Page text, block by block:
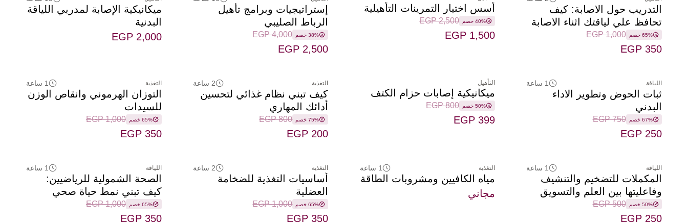
التدريب حول الاصابة: كيف
تحافظ علي لياقتك اثناء الاصابة
65% خصم EGP 1,000
EGP 350
أسس اختيار التمرينات التأهيلية
40% خصم EGP 2,500
EGP 1,500
إستراتيجيات وبرامج تأهيل
الرباط الصليبي
38% خصم EGP 4,000
EGP 2,500
ميكانيكية الإصابة لمدربي اللياقة
البدنية
EGP 2,000
اللياقة 1 ساعة
ثبات الحوض وتطوير الاداء
البدني
67% خصم EGP 750
EGP 250
التأهيل
ميكانيكية إصابات حزام الكتف
50% خصم EGP 800
EGP 399
التغذية 2 ساعة
كيف تبني نظام غذائي لتحسين
أدائك المهاري
75% خصم EGP 800
EGP 200
التغذية 1 ساعة
التوزان الهرموني وانقاص الوزن
للسيدات
65% خصم EGP 1,000
EGP 350
اللياقة 1 ساعة
المكملات للتضخيم والتنشيف
وفاعليتها بين العلم والتسويق
50% خصم EGP 500
EGP 250
التغذية 1 ساعة
مياه الكافيين ومشروبات الطاقة
مجاني
التغذية 2 ساعة
أساسيات التغذية للضخامة
العضلية
65% خصم EGP 1,000
EGP 350
اللياقة 1 ساعة
الصحة الشمولية للرياضيين:
كيف تبني نمط حياة صحي
متكامل
65% خصم EGP 1,000
EGP 350